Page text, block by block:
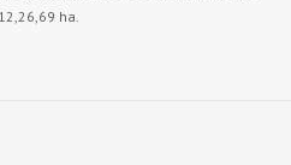
ha.